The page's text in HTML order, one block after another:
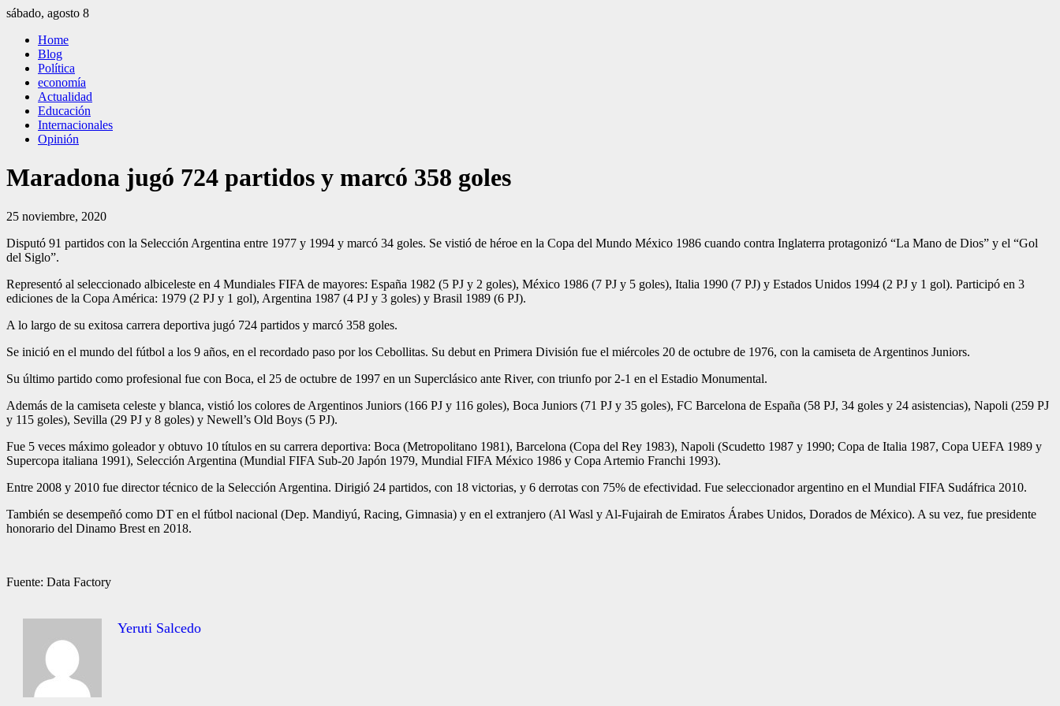
Saltar
contenido
sábado, agosto 8
El Independiente
El independiente Libre y Transparente
Home
Blog
Política
economía
Actualidad
Educación
Internacionales
Opinión
Maradona jugó 724 partidos y marcó 358 goles
25 noviembre, 2020
Disputó 91 partidos con la Selección Argentina entre 1977 y 1994 y marcó 34 goles. Se vistió de héroe en la Copa del Mundo México 1986 cuando contra Inglaterra protagonizó “La Mano de Dios” y el “Gol
del Siglo”.
Representó al seleccionado albiceleste en 4 Mundiales FIFA de mayores: España 1982 (5 PJ y 2 goles), México 1986 (7 PJ y 5 goles), Italia 1990 (7 PJ) y Estados Unidos 1994 (2 PJ y 1 gol). Participó en 3
ediciones de la Copa América: 1979 (2 PJ y 1 gol), Argentina 1987 (4 PJ y 3 goles) y Brasil 1989 (6 PJ).
A lo largo de su exitosa carrera deportiva jugó 724 partidos y marcó 358 goles.
Se inició en el mundo del fútbol a los 9 años, en el recordado paso por los Cebollitas. Su debut en Primera División fue el miércoles 20 de octubre de 1976, con la camiseta de Argentinos Juniors.
Su último partido como profesional fue con Boca, el 25 de octubre de 1997 en un Superclásico ante River, con triunfo por 2-1 en el Estadio Monumental.
Además de la camiseta celeste y blanca, vistió los colores de Argentinos Juniors (166 PJ y 116 goles), Boca Juniors (71 PJ y 35 goles), FC Barcelona de España (58 PJ, 34 goles y 24 asistencias), Napoli (259 PJ
y 115 goles), Sevilla (29 PJ y 8 goles) y Newell’s Old Boys (5 PJ).
Fue 5 veces máximo goleador y obtuvo 10 títulos en su carrera deportiva: Boca (Metropolitano 1981), Barcelona (Copa del Rey 1983), Napoli (Scudetto 1987 y 1990; Copa de Italia 1987, Copa UEFA 1989 y
Supercopa italiana 1991), Selección Argentina (Mundial FIFA Sub-20 Japón 1979, Mundial FIFA México 1986 y Copa Artemio Franchi 1993).
Entre 2008 y 2010 fue director técnico de la Selección Argentina. Dirigió 24 partidos, con 18 victorias, y 6 derrotas con 75% de efectividad. Fue seleccionador argentino en el Mundial FIFA Sudáfrica 2010.
También se desempeñó como DT en el fútbol nacional (Dep. Mandiyú, Racing, Gimnasia) y en el extranjero (Al Wasl y Al-Fujairah de Emiratos Árabes Unidos, Dorados de México). A su vez, fue presidente
honorario del Dinamo Brest en 2018.
Fuente: Data Factory
Yeruti Salcedo